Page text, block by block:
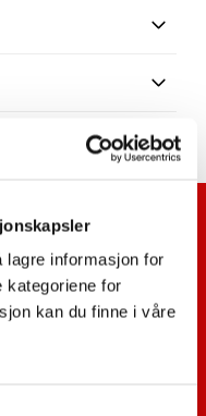
informasjon for
kategoriene for
kan du finne i våre